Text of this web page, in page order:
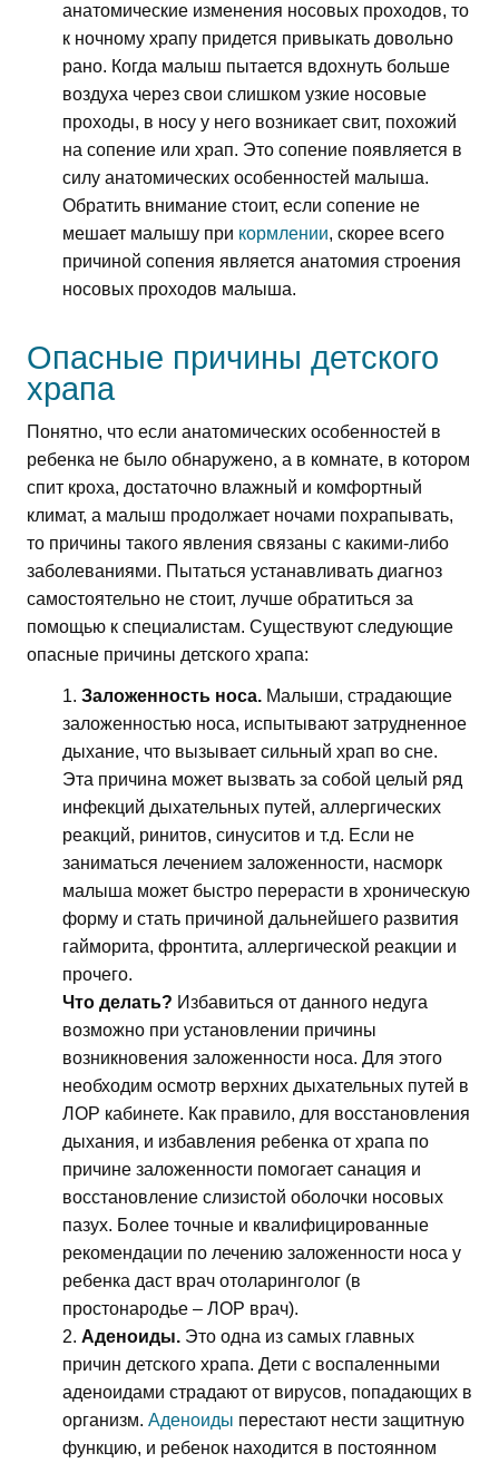
анатомические изменения носовых проходов, то
к ночному храпу придется привыкать довольно
рано. Когда малыш пытается вдохнуть больше
воздуха через свои слишком узкие носовые
проходы, в носу у него возникает свит, похожий
на сопение или храп. Это сопение появляется в
силу анатомических особенностей малыша.
Обратить внимание стоит, если сопение не
мешает малышу при кормлении, скорее всего
причиной сопения является анатомия строения
носовых проходов малыша.
Опасные причины детского
храпа
Понятно, что если анатомических особенностей в
ребенка не было обнаружено, а в комнате, в котором
спит кроха, достаточно влажный и комфортный
климат, а малыш продолжает ночами похрапывать,
то причины такого явления связаны с какими-либо
заболеваниями. Пытаться устанавливать диагноз
самостоятельно не стоит, лучше обратиться за
помощью к специалистам. Существуют следующие
опасные причины детского храпа:
Заложенность носа. Малыши, страдающие
заложенностью носа, испытывают затрудненное
дыхание, что вызывает сильный храп во сне.
Эта причина может вызвать за собой целый ряд
инфекций дыхательных путей, аллергических
реакций, ринитов, синуситов и т.д. Если не
заниматься лечением заложенности, насморк
малыша может быстро перерасти в хроническую
форму и стать причиной дальнейшего развития
гайморита, фронтита, аллергической реакции и
прочего.
Что делать? Избавиться от данного недуга
возможно при установлении причины
возникновения заложенности носа. Для этого
необходим осмотр верхних дыхательных путей в
ЛОР кабинете. Как правило, для восстановления
дыхания, и избавления ребенка от храпа по
причине заложенности помогает санация и
восстановление слизистой оболочки носовых
пазух. Более точные и квалифицированные
рекомендации по лечению заложенности носа у
ребенка даст врач отоларинголог (в
простонародье – ЛОР врач).
Аденоиды. Это одна из самых главных
причин детского храпа. Дети с воспаленными
аденоидами страдают от вирусов, попадающих в
организм. Аденоиды перестают нести защитную
функцию, и ребенок находится в постоянном